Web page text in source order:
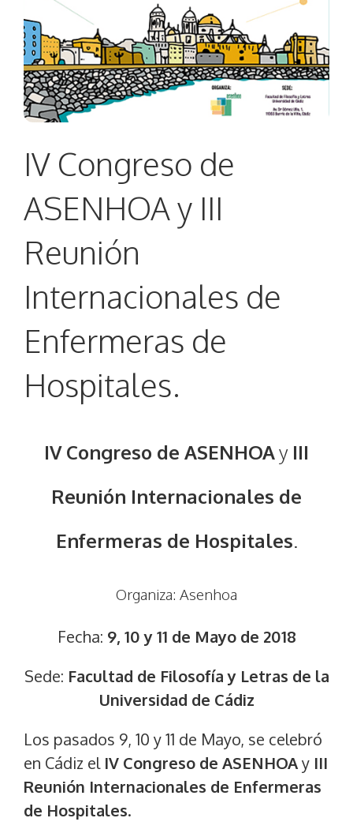
IV Congreso de
ASENHOA y III
Reunión
Internacionales de
Enfermeras de
Hospitales.
IV Congreso de ASENHOAy III
Reunión Internacionales de
Enfermeras de Hospitales.
Organiza: Asenhoa
Fecha: 9, 10 y 11 de Mayo de 2018
Sede: Facultad de Filosofía y Letras de la
Universidad de Cádiz
Los pasados 9, 10 y 11 de Mayo, se celebró
en Cádiz el IV Congreso de ASENHOAy III
Reunión Internacionales de Enfermeras
de Hospitales.